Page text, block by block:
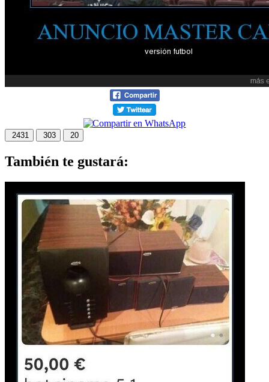
2431 303 20
También te gustará: